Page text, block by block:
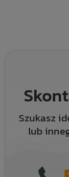
Szukasz
lub